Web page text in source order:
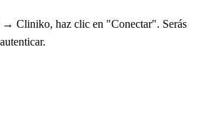
Cliniko, haz clic en "Conectar". Serás